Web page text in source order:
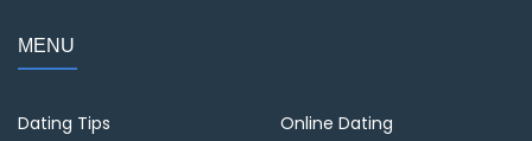
MENU
Dating Tips
Online Dating